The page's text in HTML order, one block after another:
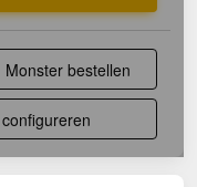
Monster bestellen